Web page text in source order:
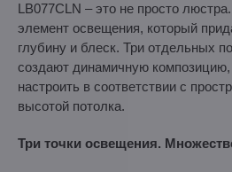
LB077CLN – это не просто
элемент освещения, который
глубину и блеск. Три отдельных
создают динамичную
настроить в соответствии с
высотой потолка.
Три точки освещения.